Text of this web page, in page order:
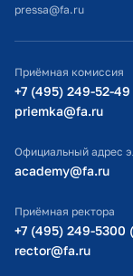
Официальный
Министерство
Министерство
pressa@fa.ru
Приёмная комиссия
+7 (495) 249-52-49
priemka@fa.ru
Официальный адрес
academy@fa.ru
Приёмная ректора
+7 (495) 249-5300
rector@fa.ru